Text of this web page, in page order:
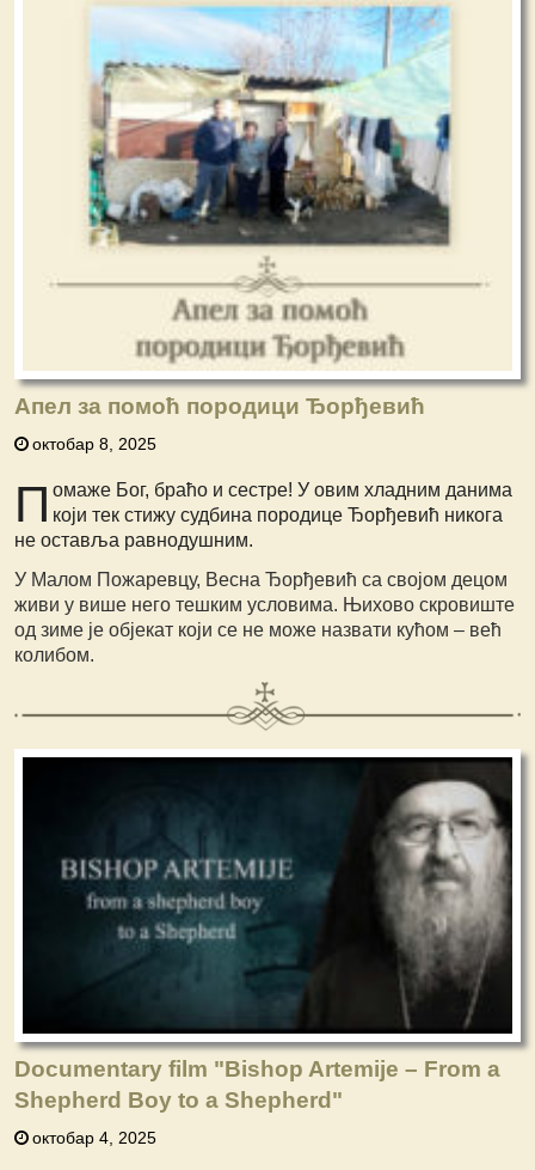
Апел за помоћ породици Ђорђевић
октобар 8, 2025
П омаже Бог, браћо и сестре! У овим хладним данима
који тек стижу судбина породице Ђорђевић никога
не оставља равнодушним.
У Малом Пожаревцу, Весна Ђорђевић са својом децом
живи у више него тешким условима. Њихово скровиште
од зиме је објекат који се не може назвати кућом – већ
колибом.
Documentary film "Bishop Artemije – From a
Shepherd Boy to a Shepherd"
октобар 4, 2025